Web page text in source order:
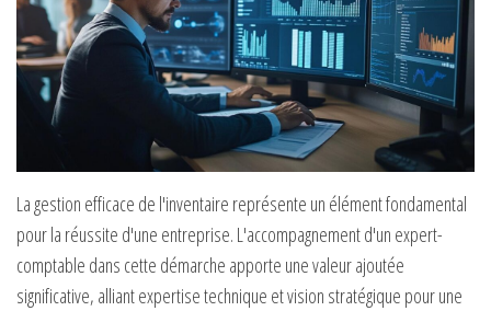
La gestion efficace de l'inventaire représente un élément fondamental
pour la réussite d'une entreprise. L'accompagnement d'un expert-
comptable dans cette démarche apporte une valeur ajoutée
significative, alliant expertise technique et vision stratégique pour une